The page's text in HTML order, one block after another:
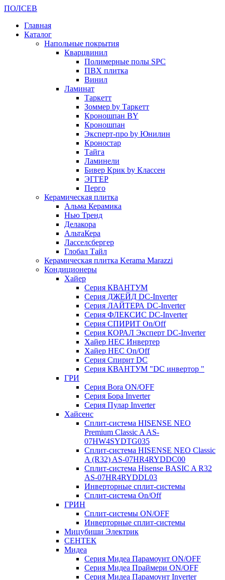
ПОЛСЕВ
Главная
Каталог
Напольные покрытия
Кварцвинил
Полимерные полы SPC
ПВХ плитка
Винил
Ламинат
Таркетт
Зоммер by Таркетт
Кроношпан BY
Кроношпан
Эксперт-про by Юнилин
Кроностар
Тайга
Ламинели
Бивер Крик by Классен
ЭГГЕР
Перго
Керамическая плитка
Альма Керамика
Нью Тренд
Делакора
АльтаКера
Ласселсбергер
Глобал Тайл
Керамическая плитка Kerama Marazzi
Кондиционеры
Хайер
Серия КВАНТУМ
Серия ДЖЕЙД DC-Inverter
Серия ЛАЙТЕРА DC-Inverter
Серия ФЛЕКСИС DC-Inverter
Серия СПИРИТ On/Off
Серия КОРАЛ Эксперт DC-Inverter
Хайер HEC Инвертер
Хайер HEC On/Off
Серия Спирит DC
Серия КВАНТУМ "DC инвертор "
ГРИ
Серия Bora ON/OFF
Серия Бора Inverter
Серия Пулар Inverter
Хайсенс
Сплит-система HISENSE NEO
Premium Classic A AS-
07HW4SYDTG035
Сплит-система HISENSE NEO Classic
A (R32) AS-07HR4RYDDC00
Сплит-система Hisense BASIC A R32
AS-07HR4RYDDL03
Инверторные сплит-системы
Сплит-система On/Off
ГРИН
Сплит-системы ON/OFF
Инверторные сплит-системы
Мицубиши Электрик
СЕНТЕК
Мидеа
Серия Мидеа Парамоунт ON/OFF
Серия Мидеа Праймери ON/OFF
Серия Мидеа Парамоунт Inverter